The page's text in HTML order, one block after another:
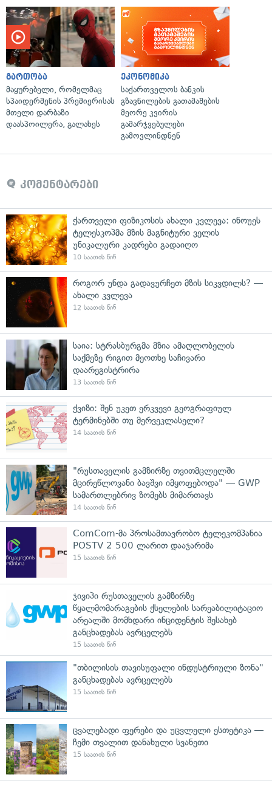
გართობა
მაყურებელი, რომელმაც
სპაიდერმენის პრემიერისას
მთელი დარბაზი
დაასპოილერა, გალახეს
ეკონომიკა
საქართველოს ბანკის
გზავნილების გათამაშების
მეორე კვირის
გამარჯვებულები
გამოვლინდნენ
კომენტარები
ქართველი ფიზიკოსის ახალი კვლევა: ინოუეს
ტელესკოპმა მზის მაგნიტური ველის
უნიკალური კადრები გადაიღო
10 საათის წინ
როგორ უნდა გადავურჩეთ მზის სიკვდილს? —
ახალი კვლევა
12 საათის წინ
საია: სტრასბურგმა მზია ამაღლობელის
საქმეზე რიგით მეოთხე საჩივარი
დაარეგისტრირა
13 საათის წინ
ქვიზი: შენ უკეთ ერკვევი გეოგრაფიულ
ტერმინებში თუ მერვეკლასელი?
14 საათის წინ
"რუსთაველის გამზირზე თვითმცლელში
მცირეწლოვანი ბავშვი იმყოფებოდა" — GWP
სამართლებრივ ზომებს მიმართავს
14 საათის წინ
ComCom-მა პროსამთავრობო ტელეკომპანია
POSTV 2 500 ლარით დააჯარიმა
15 საათის წინ
ჯივიპი რუსთაველის გამზირზე
წყალმომარაგების ქსელების სარეაბილიტაციო
არეალში მომხდარი ინციდენტის შესახებ
განცხადებას ავრცელებს
15 საათის წინ
"თბილისის თავისუფალი ინდუსტრიული ზონა"
განცხადებას ავრცელებს
15 საათის წინ
ცვალებადი ფერები და უცვლელი ესთეტიკა —
ჩემი თვალით დანახული სვანეთი
15 საათის წინ